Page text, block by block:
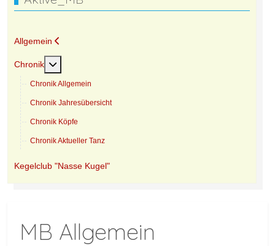
Allgemein
Chronik Weitere Informationen: Chronik
Chronik Allgemein
Chronik Jahresübersicht
Chronik Köpfe
Chronik Aktueller Tanz
Kegelclub "Nasse Kugel"
MB Allgemein